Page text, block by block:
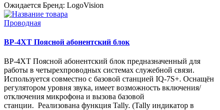
Ожидается Бренд: LogoVision
Проводная
BP-4XT Поясной абонентский блок
BP-4XT Поясной абонентский блок предназначенный для
работы в четырехпроводных системах служебной связи.
Используется совместно с базовой станцией IQ-7S+. Оснащён
регулятором уровня звука, имеет возможность включения/
отключения микрофона и вызова базовой
станции. Реализована функция Tally. (Tally индикатор в